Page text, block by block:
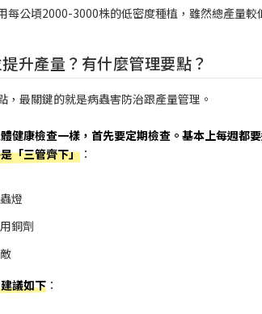
每公頃2000-3000株的低密度種植，雖然總產量
升產量？有什麼管理要點？
最關鍵的就是病蟲害防治跟產量管理。
健康檢查一樣，首先要定期檢查。基本上每週都
「三管齊下」 ：
燈
銅劑
議如下 ：